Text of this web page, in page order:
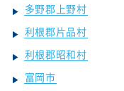
多野郡上野村
利根郡片品村
利根郡昭和村
富岡市